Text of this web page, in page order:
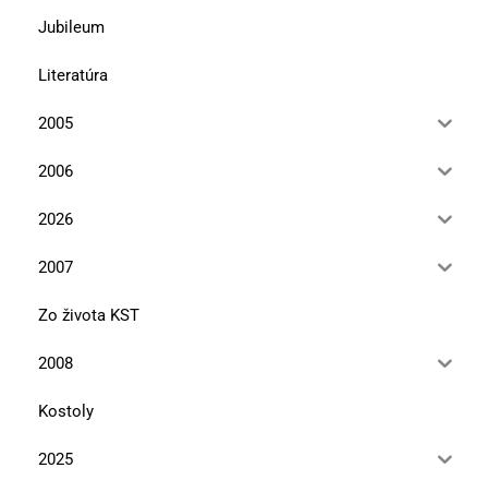
Jubileum
Literatúra
2005
2006
2026
2007
Zo života KST
2008
Kostoly
2025